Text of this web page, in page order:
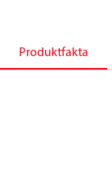
Produktfakta